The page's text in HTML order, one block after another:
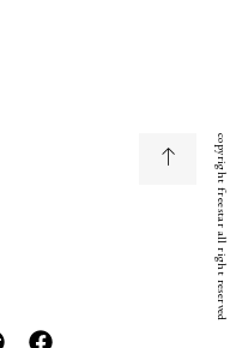
copyright freestar all right reserved